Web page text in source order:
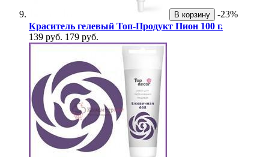
В корзину
-23%
Краситель гелевый Топ-Продукт Пион 100 г.
139 руб. 179 руб.